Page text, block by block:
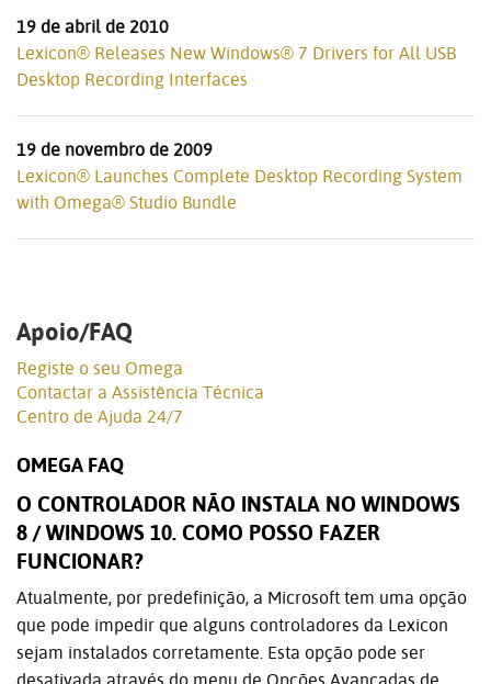
19 de abril de 2010
Lexicon® Releases New Windows® 7 Drivers for All USB
Desktop Recording Interfaces
19 de novembro de 2009
Lexicon® Launches Complete Desktop Recording System
with Omega® Studio Bundle
Apoio/FAQ
Registe o seu Omega
Contactar a Assistência Técnica
Centro de Ajuda 24/7
OMEGA FAQ
O CONTROLADOR NÃO INSTALA NO WINDOWS
8 / WINDOWS 10. COMO POSSO FAZER
FUNCIONAR?
Atualmente, por predefinição, a Microsoft tem uma opção
que pode impedir que alguns controladores da Lexicon
sejam instalados corretamente. Esta opção pode ser